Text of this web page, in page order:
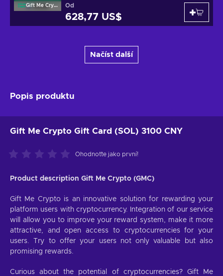
Gift Me Crypto Od
628,77 US$
Načíst další
Popis produktu
Gift Me Crypto Gift Card (SOL) 3100 CNY
Ohodnoťte jako první!
Product description Gift Me Crypto (GMC)
Gift Me Crypto is an innovative solution for rewarding your
platform users with cryptocurrency. Integration of our service
will allow you to improve your reward system, make it more
attractive, and open access to cryptocurrencies for your
users. Try to offer your users not only valuable but also
promising rewards.
Curious about the potential of cryptocurrencies? Gift Me